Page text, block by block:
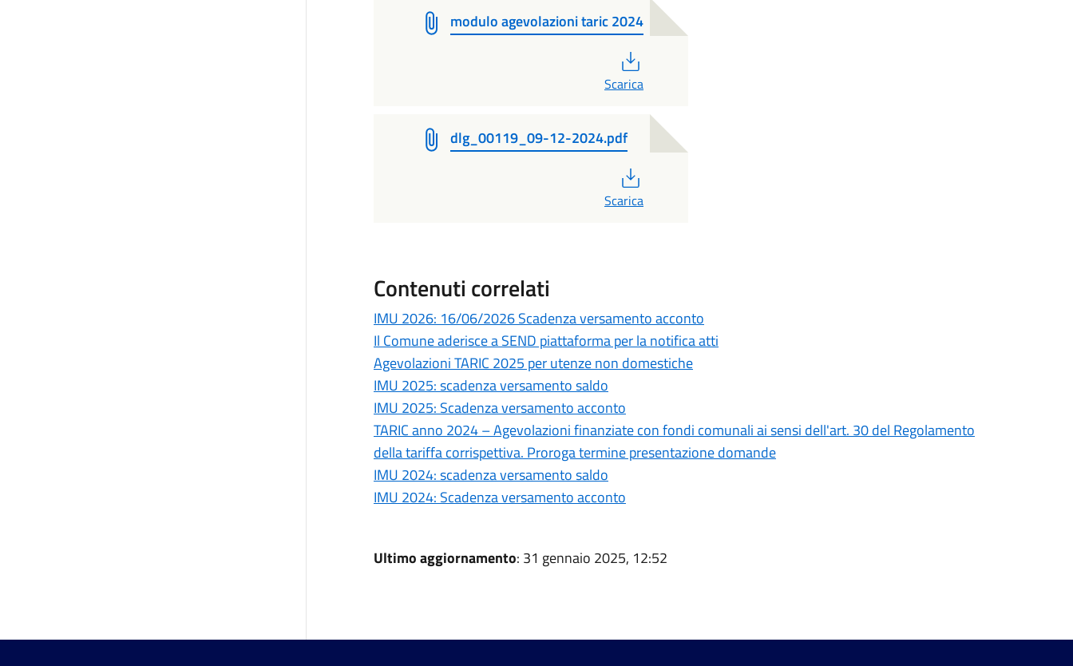
modulo agevolazioni taric 2024
Scarica
dlg_00119_09-12-2024.pdf
Scarica
Contenuti correlati
IMU 2026: 16/06/2026 Scadenza versamento acconto
Il Comune aderisce a SEND piattaforma per la notifica atti
Agevolazioni TARIC 2025 per utenze non domestiche
IMU 2025: scadenza versamento saldo
IMU 2025: Scadenza versamento acconto
TARIC anno 2024 – Agevolazioni finanziate con fondi comunali ai sensi dell'art. 30 del Regolamento
della tariffa corrispettiva. Proroga termine presentazione domande
IMU 2024: scadenza versamento saldo
IMU 2024: Scadenza versamento acconto
Ultimo aggiornamento: 31 gennaio 2025, 12:52